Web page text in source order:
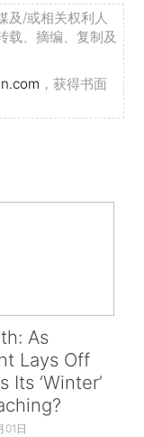
及/或相关权利人
载、摘编、复制及
，获得书面
As
Lays Off
Its ‘Winter’
01日